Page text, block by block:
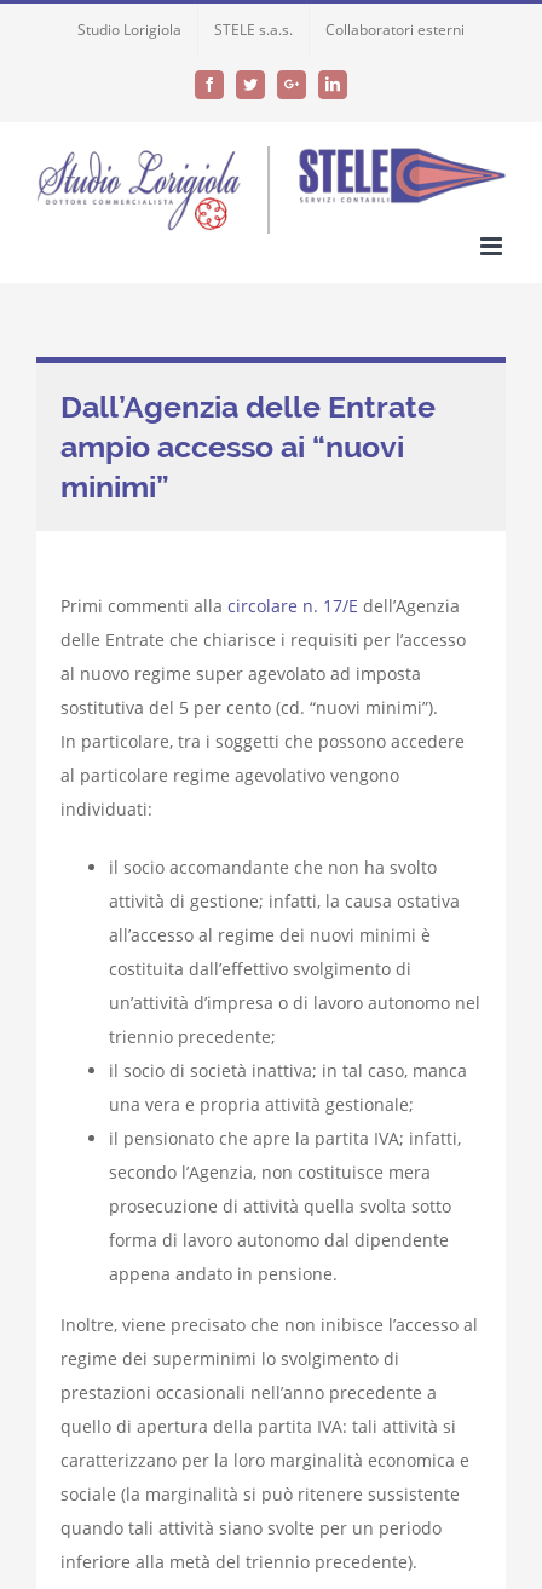
Studio Lorigiola STELE s.a.s. Collaboratori esterni
FacebookTwitterGoogle+LinkedIn
Dall’Agenzia delle Entrate
ampio accesso ai “nuovi
minimi”
Primi commenti alla circolare n. 17/E dell’Agenzia
delle Entrate che chiarisce i requisiti per l’accesso
al nuovo regime super agevolato ad imposta
sostitutiva del 5 per cento (cd. “nuovi minimi”).
In particolare, tra i soggetti che possono accedere
al particolare regime agevolativo vengono
individuati:
il socio accomandante che non ha svolto
attività di gestione; infatti, la causa ostativa
all’accesso al regime dei nuovi minimi è
costituita dall’effettivo svolgimento di
un’attività d’impresa o di lavoro autonomo nel
triennio precedente;
il socio di società inattiva; in tal caso, manca
una vera e propria attività gestionale;
il pensionato che apre la partita IVA; infatti,
secondo l’Agenzia, non costituisce mera
prosecuzione di attività quella svolta sotto
forma di lavoro autonomo dal dipendente
appena andato in pensione.
Inoltre, viene precisato che non inibisce l’accesso al
regime dei superminimi lo svolgimento di
prestazioni occasionali nell’anno precedente a
quello di apertura della partita IVA: tali attività si
caratterizzano per la loro marginalità economica e
sociale (la marginalità si può ritenere sussistente
quando tali attività siano svolte per un periodo
inferiore alla metà del triennio precedente).